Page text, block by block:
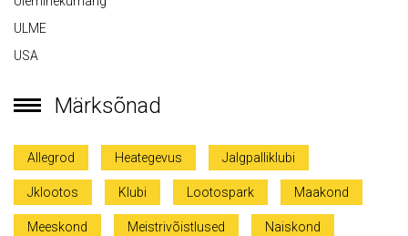
ULME
USA
Märksõnad
Allegrod Heategevus Jalgpalliklubi
Jklootos Klubi Lootospark Maakond
Meeskond Meistrivõistlused Naiskond